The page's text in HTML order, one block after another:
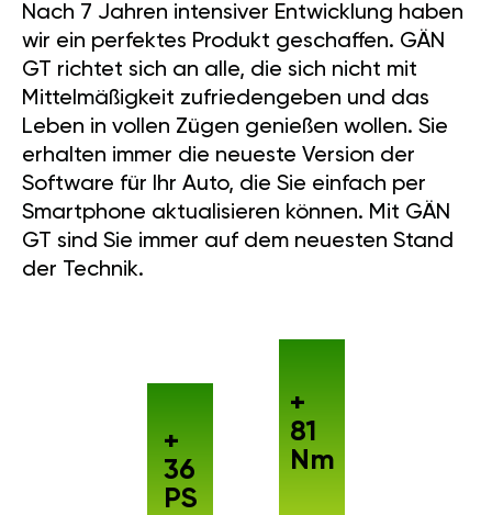
Nach 7 Jahren intensiver Entwicklung haben
wir ein perfektes Produkt geschaffen. GÄN
GT richtet sich an alle, die sich nicht mit
Mittelmäßigkeit zufriedengeben und das
Leben in vollen Zügen genießen wollen. Sie
erhalten immer die neueste Version der
Software für Ihr Auto, die Sie einfach per
Smartphone aktualisieren können. Mit GÄN
GT sind Sie immer auf dem neuesten Stand
der Technik.
+
36
PS
+
81
Nm